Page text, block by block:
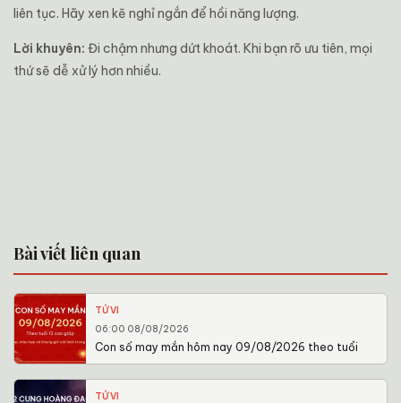
liên tục. Hãy xen kẽ nghỉ ngắn để hồi năng lượng.
Lời khuyên: Đi chậm nhưng dứt khoát. Khi bạn rõ ưu tiên, mọi
thứ sẽ dễ xử lý hơn nhiều.
Bài viết liên quan
TỬ VI
06:00 08/08/2026
Con số may mắn hôm nay 09/08/2026 theo tuổi
TỬ VI